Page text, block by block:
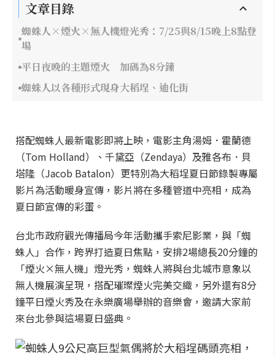
文章目錄
蜘蛛人×煙火×無人機燈光秀：7/25與8/15晚上8點登
場
平日夜晚的主題煙火 加碼為8分鐘
蜘蛛人以各種形式現身大稻埕、迪化街
搭配蜘蛛人最新電影即將上映，電影主角湯姆．霍蘭德
（Tom Holland）、千黛亞（Zendaya）及雅各布．貝
塔隆（Jacob Batalon）更特別為大稻埕夏日節錄製專屬
影片為活動暖身宣傳，影片將在多種管道中亮相，成為
夏日節宣傳的彩蛋。
台北市政府觀光傳播局今年活動攜手索尼影業，與「蜘
蛛人」合作，跨界打造夏日焦點，安排2場總長20分鐘的
「煙火×無人機」燈光秀，蜘蛛人將與台北城市意象以
無人機展演呈現，搭配璀璨煙火完美交織，另外還有8分
鐘平日煙火秀及在永樂廣場舉辦的音樂會，邀請大家前
來台北參與這場夏日盛典。